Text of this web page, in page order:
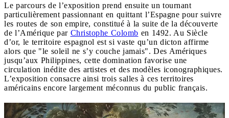
Le parcours de l’exposition prend ensuite un tournant
particulièrement passionnant en quittant l’Espagne pour suivre
les routes de son empire, constitué à la suite de la découverte
de l’Amérique par Christophe Colomb en 1492. Au Siècle
d’or, le territoire espagnol est si vaste qu’un dicton affirme
alors que "le soleil ne s’y couche jamais". Des Amériques
jusqu’aux Philippines, cette domination favorise une
circulation inédite des artistes et des modèles iconographiques.
L’exposition consacre ainsi trois salles à ces territoires
américains encore largement méconnus du public français.